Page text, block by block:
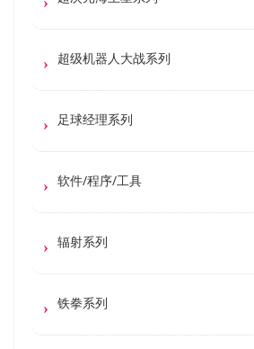
超级机器人大战系列
足球经理系列
软件/程序/工具
辐射系列
铁拳系列